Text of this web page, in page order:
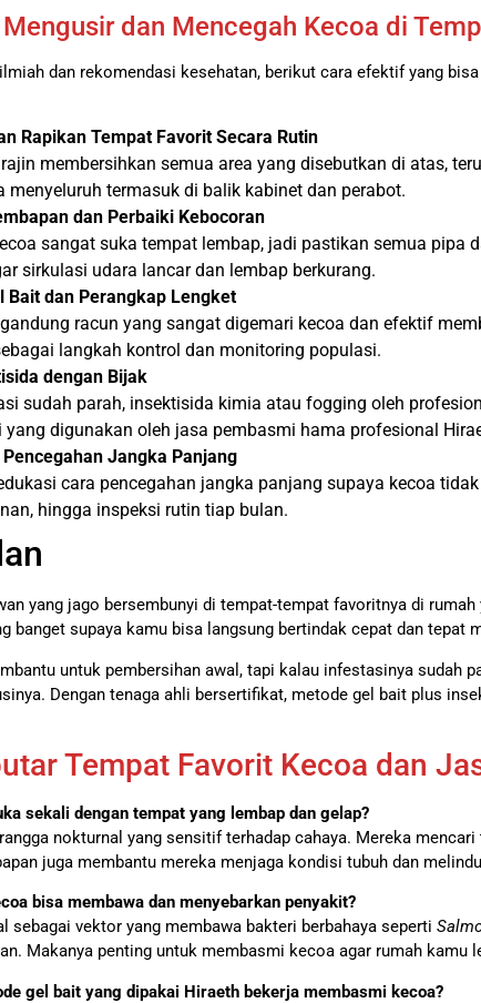
dan Mencegah Kecoa di
dan rekomendasi kesehatan, berikut cara efektif yang
Rapikan Tempat Favorit Secara Rutin
membersihkan semua area yang disebutkan di atas,
menyeluruh termasuk di balik kabinet dan perabot.
dan Perbaiki Kebocoran
sangat suka tempat lembap, jadi pastikan semua
sirkulasi udara lancar dan lembap berkurang.
Bait dan Perangkap Lengket
racun yang sangat digemari kecoa dan efektif
langkah kontrol dan monitoring populasi.
dengan Bijak
sudah parah, insektisida kimia atau fogging oleh
yang digunakan oleh jasa pembasmi hama profesional
Pencegahan Jangka Panjang
cara pencegahan jangka panjang supaya kecoa
hingga inspeksi rutin tiap bulan.
yang jago bersembunyi di tempat-tempat favoritnya di
banget supaya kamu bisa langsung bertindak cepat dan tepat
untuk pembersihan awal, tapi kalau infestasinya
Dengan tenaga ahli bersertifikat, metode gel bait plus
Tempat Favorit Kecoa dan
sekali dengan tempat yang lembap dan gelap?
nokturnal yang sensitif terhadap cahaya. Mereka
juga membantu mereka menjaga kondisi tubuh dan
bisa membawa dan menyebarkan penyakit?
sebagai vektor yang membawa bakteri berbahaya seperti
Makanya penting untuk membasmi kecoa agar rumah kamu
gel bait yang dipakai Hiraeth bekerja membasmi kecoa?